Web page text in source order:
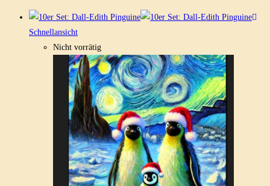
Schnellansicht
Nicht vorrätig